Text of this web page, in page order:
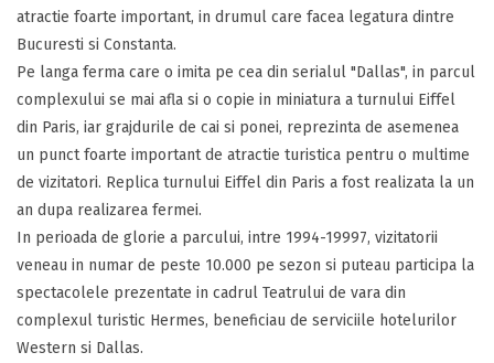
atractie foarte important, in drumul care facea legatura dintre
Bucuresti si Constanta.
Pe langa ferma care o imita pe cea din serialul "Dallas", in parcul
complexului se mai afla si o copie in miniatura a turnului Eiffel
din Paris, iar grajdurile de cai si ponei, reprezinta de asemenea
un punct foarte important de atractie turistica pentru o multime
de vizitatori. Replica turnului Eiffel din Paris a fost realizata la un
an dupa realizarea fermei.
In perioada de glorie a parcului, intre 1994-19997, vizitatorii
veneau in numar de peste 10.000 pe sezon si puteau participa la
spectacolele prezentate in cadrul Teatrului de vara din
complexul turistic Hermes, beneficiau de serviciile hotelurilor
Western si Dallas.